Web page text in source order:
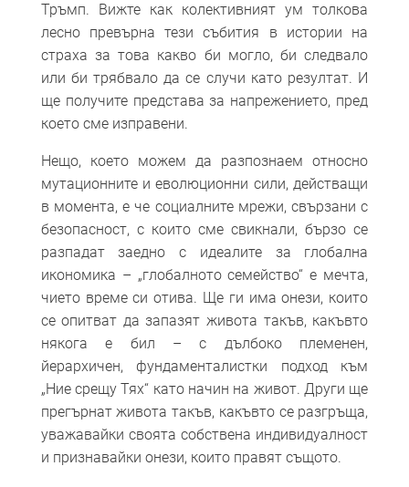
Тръмп. Вижте как колективният ум толкова
лесно превърна тези събития в истории на
страха за това какво би могло, би следвало
или би трябвало да се случи като резултат. И
ще получите представа за напрежението, пред
което сме изправени.
Нещо, което можем да разпознаем относно
мутационните и еволюционни сили, действащи
в момента, е че социалните мрежи, свързани с
безопасност, с които сме свикнали, бързо се
разпадат заедно с идеалите за глобална
икономика – „глобалното семейство“ е мечта,
чието време си отива. Ще ги има онези, които
се опитват да запазят живота такъв, какъвто
някога е бил – с дълбоко племенен,
йерархичен, фундаменталистки подход към
„Ние срещу Тях“ като начин на живот. Други ще
прегърнат живота такъв, какъвто се разгръща,
уважавайки своята собствена индивидуалност
и признавайки онези, които правят същото.